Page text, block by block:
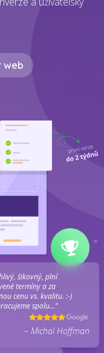
web
šikovný, plní
termíny a za
cenu vs. kvalitu. :-)
spolu...“
– Michal Hoffman